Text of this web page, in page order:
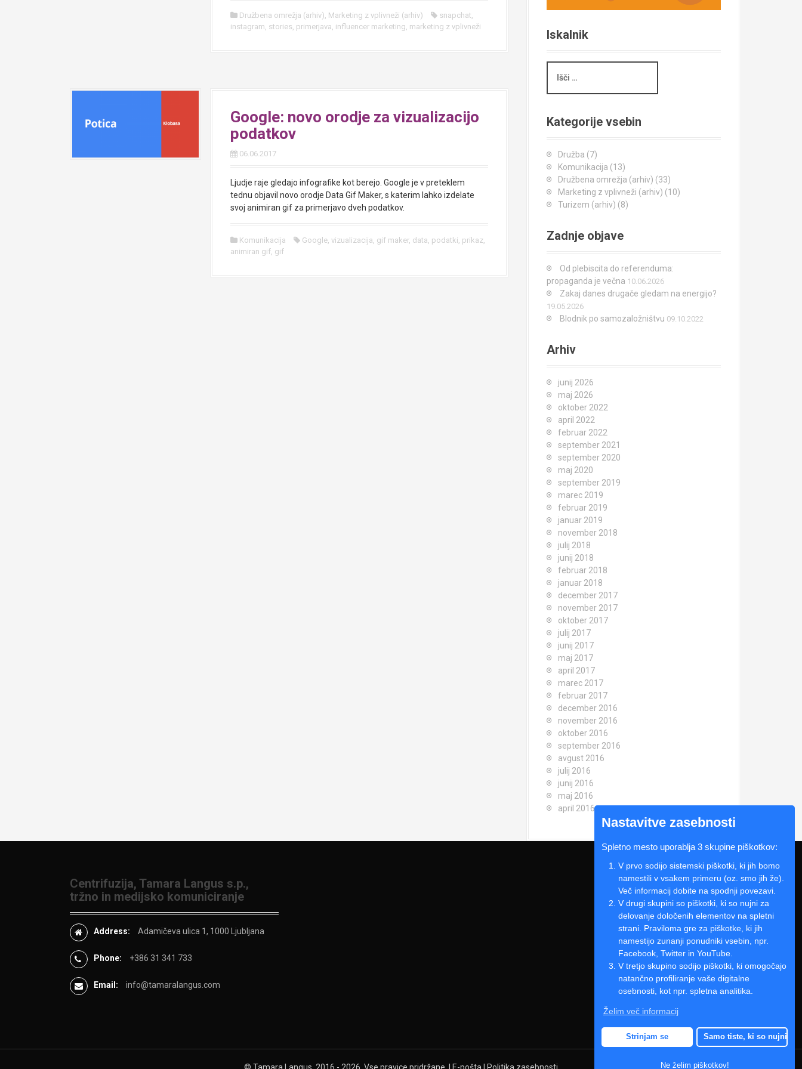
Nastavitve zasebnosti
Spletno mesto uporablja 3 skupine piškotkov:
V prvo sodijo sistemski piškotki, ki jih bomo
namestili v vsakem primeru (oz. smo jih že).
Več informacij dobite na spodnji povezavi.
V drugi skupini so piškotki, ki so nujni za
delovanje določenih elementov na spletni
strani. Praviloma gre za piškotke, ki jih
namestijo zunanji ponudniki vsebin, npr.
Facebook, Twitter in YouTube.
V tretjo skupino sodijo piškotki, ki omogočajo
natančno profiliranje vaše digitalne
osebnosti, kot npr. spletna analitika.
Želim več informacij
Strinjam se Samo tiste, ki so nujni
Ne želim piškotkov!
Družbena omrežja (arhiv), Marketing z vplivneži (arhiv) snapchat,
instagram, stories, primerjava, influencer marketing, marketing z vplivneži
Google: novo orodje za vizualizacijo
podatkov
06.06.2017
Ljudje raje gledajo infografike kot berejo. Google je v preteklem
tednu objavil novo orodje Data Gif Maker, s katerim lahko izdelate
svoj animiran gif za primerjavo dveh podatkov.
Komunikacija Google, vizualizacija, gif maker, data, podatki, prikaz,
animiran gif, gif
Iskalnik
č
Kategorije vsebin
Družba (7)
Komunikacija (13)
Družbena omrežja (arhiv) (33)
Marketing z vplivneži (arhiv) (10)
Turizem (arhiv) (8)
Zadnje objave
Od plebiscita do referenduma:
propaganda je večna 10.06.2026
Zakaj danes drugače gledam na energijo?
19.05.2026
Blodnik po samozaložništvu 09.10.2022
Arhiv
junij 2026
maj 2026
oktober 2022
april 2022
februar 2022
september 2021
september 2020
maj 2020
september 2019
marec 2019
februar 2019
januar 2019
november 2018
julij 2018
junij 2018
februar 2018
januar 2018
december 2017
november 2017
oktober 2017
julij 2017
junij 2017
maj 2017
april 2017
marec 2017
februar 2017
december 2016
november 2016
oktober 2016
september 2016
avgust 2016
julij 2016
junij 2016
maj 2016
april 2016
Centrifuzija, Tamara Langus s.p.,
tržno in medijsko komuniciranje
Address: Adamičeva ulica 1, 1000 Ljubljana
Phone: +386 31 341 733
Email: info@tamaralangus.com